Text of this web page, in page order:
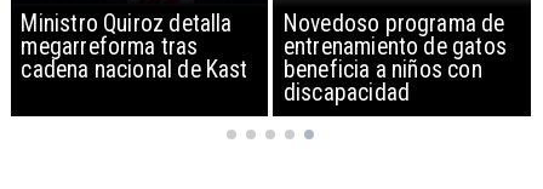
Ministro Quiroz detalla
megarreforma tras
cadena nacional de Kast
Novedoso programa de
entrenamiento de gatos
beneficia a niños con
discapacidad